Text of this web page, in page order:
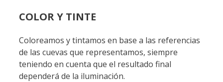
COLOR Y TINTE
Coloreamos y tintamos en base a las referencias
de las cuevas que representamos, siempre
teniendo en cuenta que el resultado final
dependerá de la iluminación.